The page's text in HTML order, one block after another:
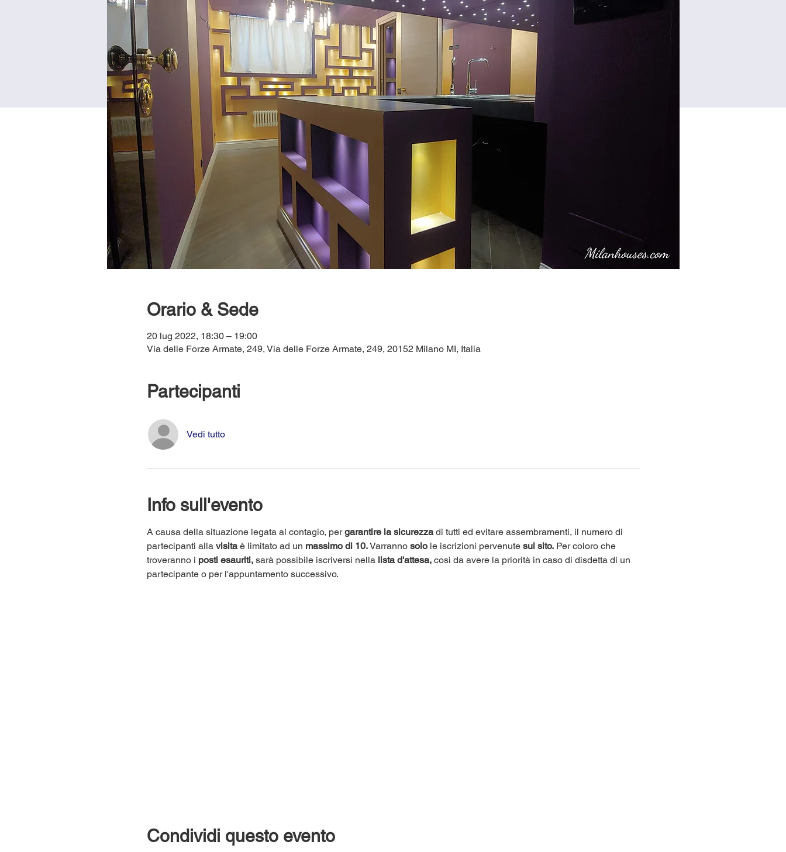
Orario & Sede
20 lug 2022, 18:30 – 19:00
Via delle Forze Armate, 249, Via delle Forze Armate, 249, 20152 Milano MI, Italia
Partecipanti
Vedi tutto
Info sull'evento
A causa della situazione legata al contagio, per garantire la sicurezza di tutti ed evitare assembramenti, il numero di
partecipanti alla visita è limitato ad un massimo di 10. Varranno solo le iscrizioni pervenute sul sito. Per coloro che
troveranno i posti esauriti, sarà possibile iscriversi nella lista d'attesa, così da avere la priorità in caso di disdetta di un
partecipante o per l'appuntamento successivo.
Condividi questo evento